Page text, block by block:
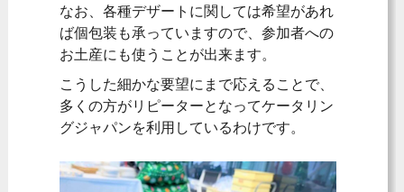
なお、各種デザートに関しては希望があれ
ば個包装も承っていますので、参加者への
お土産にも使うことが出来ます。
こうした細かな要望にまで応えることで、
多くの方がリピーターとなってケータリン
グジャパンを利用しているわけです。